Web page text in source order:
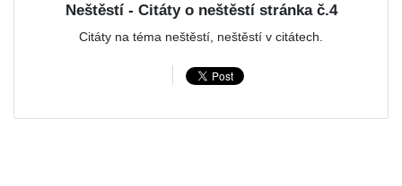
Neštěstí - Citáty o neštěstí stránka č.4
Citáty na téma neštěstí, neštěstí v citátech.